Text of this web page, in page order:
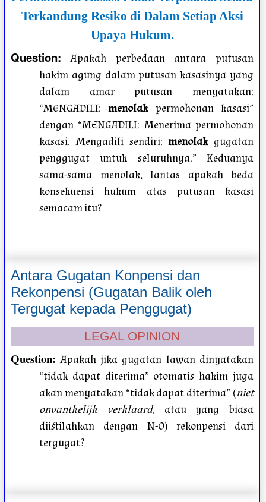
Terkandung Resiko di Dalam Setiap Aksi
Upaya Hukum.
Question: Apakah perbedaan antara putusan
hakim agung dalam putusan kasasinya yang
dalam amar putusan menyatakan:
“MENGADILI:menolakpermohonan kasasi”
dengan “MENGADILI: Menerima permohonan
kasasi. Mengadili sendiri:menolakgugatan
penggugat untuk seluruhnya.” Keduanya
sama-sama menolak, lantas apakah beda
konsekuensi hukum atas putusan kasasi
semacam itu?
Antara Gugatan Konpensi dan
Rekonpensi (Gugatan Balik oleh
Tergugat kepada Penggugat)
LEGAL OPINION
Question: Apakah jika gugatan lawan dinyatakan
“tidak dapat diterima” otomatis hakim juga
akan menyatakan “tidak dapat diterima” (niet
onvantkelijk verklaard, atau yang biasa
diistilahkan dengan N-O) rekonpensi dari
tergugat?